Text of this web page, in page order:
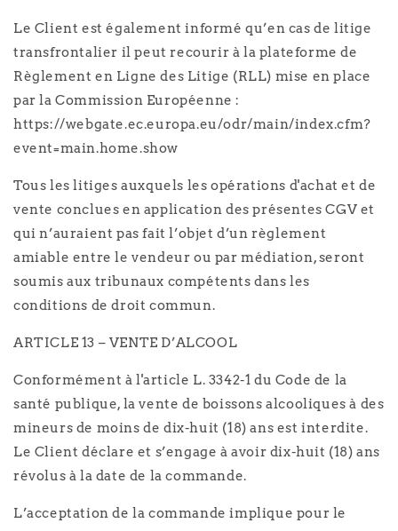
Le Client est également informé qu’en cas de litige
transfrontalier il peut recourir à la plateforme de
Règlement en Ligne des Litige (RLL) mise en place
par la Commission Européenne :
https://webgate.ec.europa.eu/odr/main/index.cfm?
event=main.home.show
Tous les litiges auxquels les opérations d'achat et de
vente conclues en application des présentes CGV et
qui n’auraient pas fait l’objet d’un règlement
amiable entre le vendeur ou par médiation, seront
soumis aux tribunaux compétents dans les
conditions de droit commun.
ARTICLE 13 – VENTE D’ALCOOL
Conformément à l'article L. 3342-1 du Code de la
santé publique, la vente de boissons alcooliques à des
mineurs de moins de dix-huit (18) ans est interdite.
Le Client déclare et s’engage à avoir dix-huit (18) ans
révolus à la date de la commande.
L’acceptation de la commande implique pour le